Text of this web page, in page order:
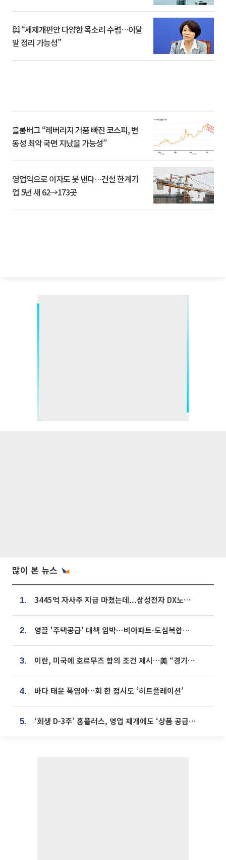
與 “세제개편안 다양한 목소리 수렴…이달
말 정리 가능성”
블룸버그 “레버리지 거품 빠진 코스피, 변
동성 최악 국면 지났을 가능성”
영업익으로 이자도 못 낸다…건설 한계기
업 5년 새 62→173곳
많이 본 뉴스
1. 3445억 자사주 지급 마쳤는데...삼성전자 DX노조, 뒤늦은 '떼쓰기 집회'
2. 영끌 '주택공급' 대책 임박⋯비아파트·도심복합까지 총동원
3. 이란, 미국에 호르무즈 합의 조건 제시…美 “경기 아직 안 끝나” [종합]
4. 바다 태운 폭염에…회 한 접시도 ‘히트플레이션’
5. ‘회생 D-3주’ 홈플러스, 영업 재개에도 ‘상품 공급망’ 복구가 생존 관건